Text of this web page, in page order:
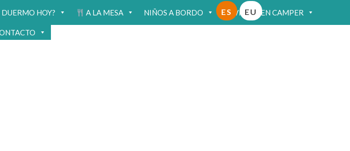
HOY? A LA MESA NIÑOS A BORDO VIAJAR EN CAMPER
ES EU